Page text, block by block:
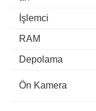
İşlemci
RAM
Depolama
Ön Kamera